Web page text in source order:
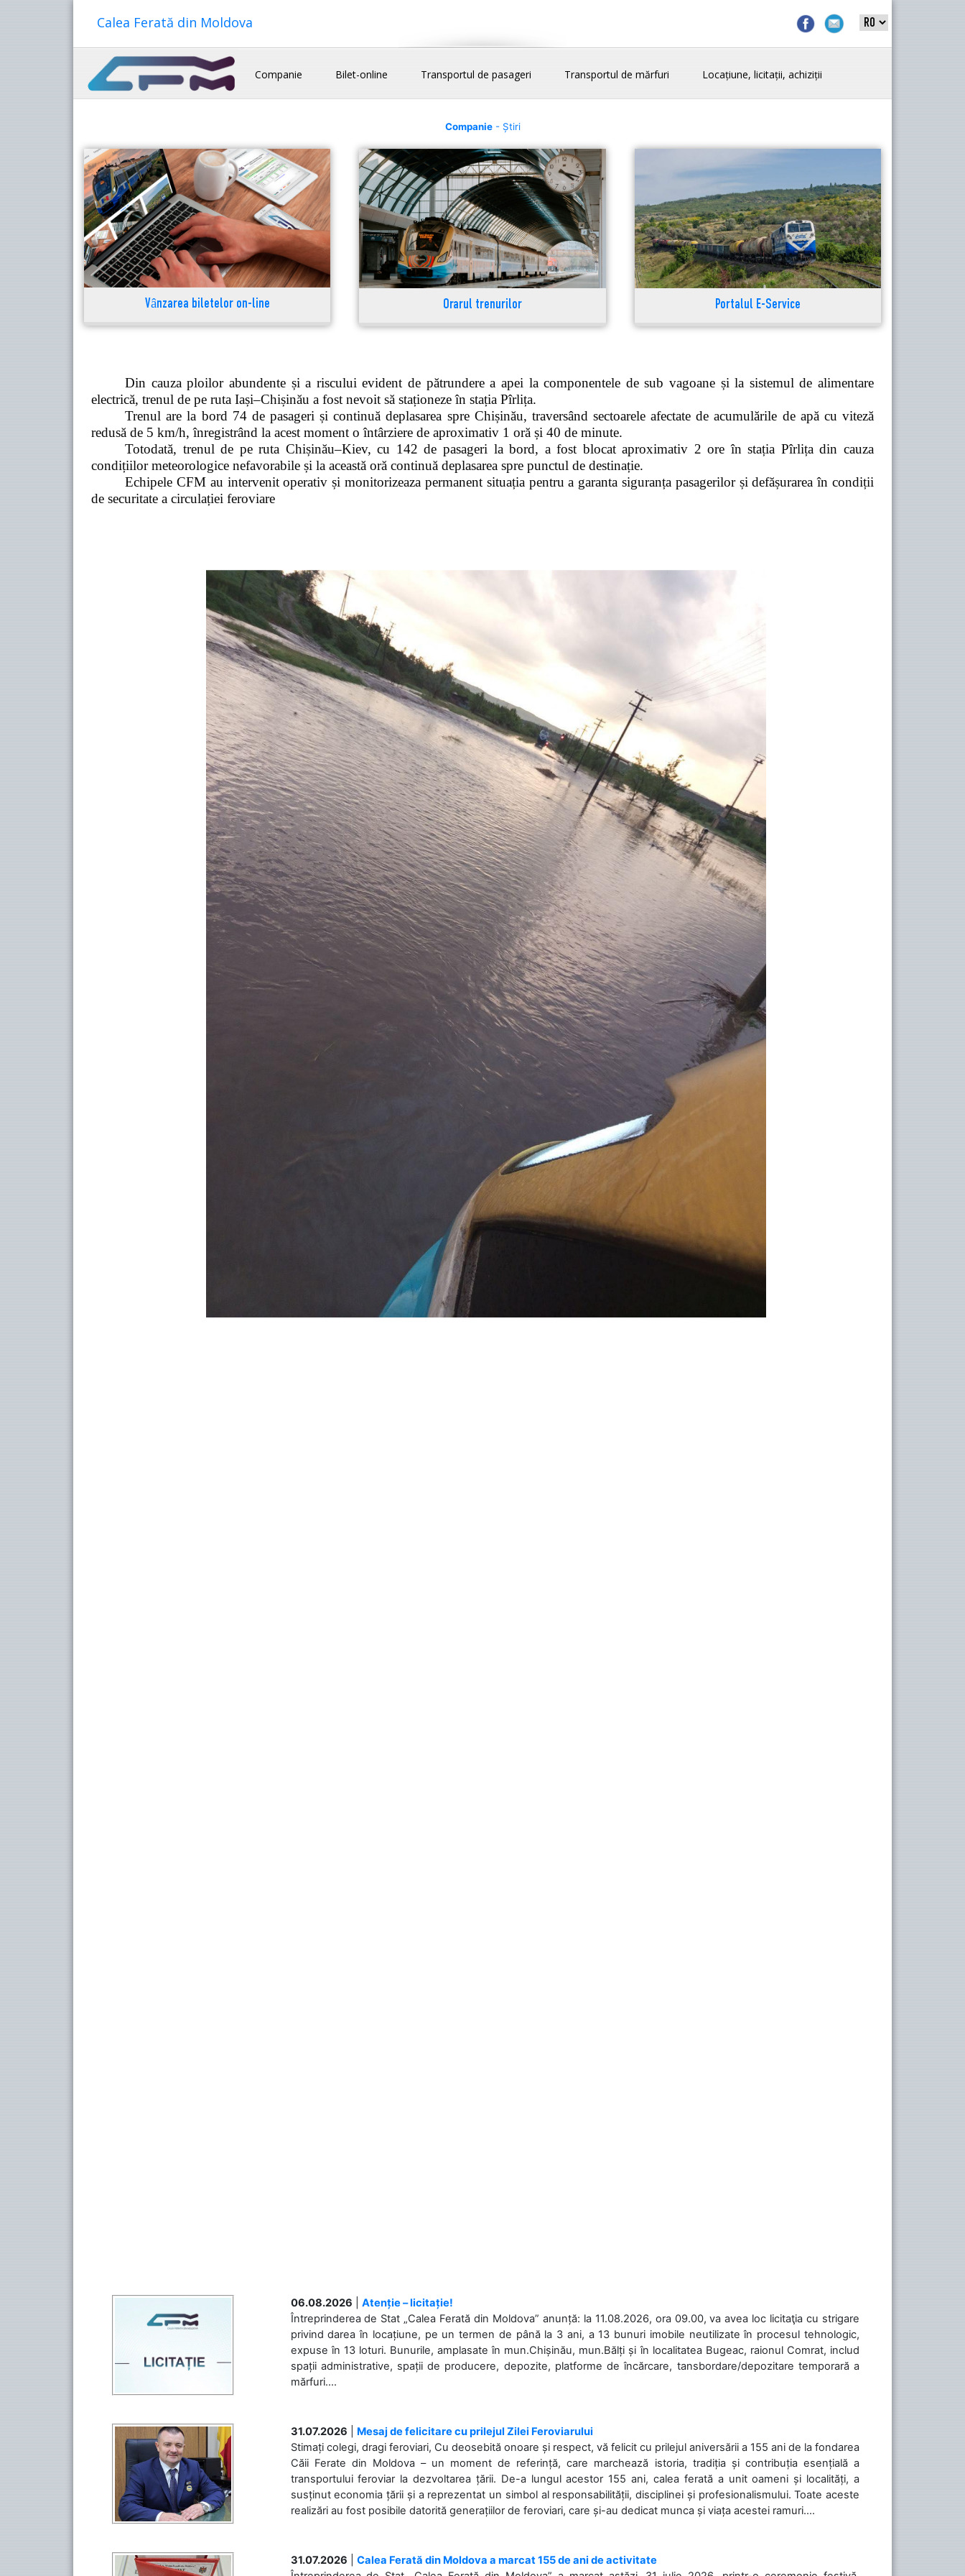
Calea Ferată din Moldova
Companie Bilet-online Transportul de pasageri Transportul de mărfuri Locațiune, licitații, achiziții
Companie- Știri
Vânzarea biletelor on-line Orarul trenurilor Portalul E-Service
Din cauza ploilor abundente și a riscului evident de pătrundere a apei la componentele de sub vagoane și la sistemul de alimentare
electrică, trenul de pe ruta Iași–Chișinău a fost nevoit să staționeze în stația Pîrlița.
Trenul are la bord 74 de pasageri și continuă deplasarea spre Chișinău, traversând sectoarele afectate de acumulările de apă cu viteză
redusă de 5 km/h, înregistrând la acest moment o întârziere de aproximativ 1 oră și 40 de minute.
Totodată, trenul de pe ruta Chișinău–Kiev, cu 142 de pasageri la bord, a fost blocat aproximativ 2 ore în stația Pîrlița din cauza
condițiilor meteorologice nefavorabile și la această oră continuă deplasarea spre punctul de destinație.
Echipele CFM au intervenit operativ și monitorizeaza permanent situația pentru a garanta siguranța pasagerilor și defășurarea în condiții
de securitate a circulației feroviare
06.08.2026
Atenție – licitație!
Întreprinderea de Stat „Calea Ferată din Moldova” anunță: la 11.08.2026, ora 09.00, va avea loc licitaţia cu strigare
privind darea în locațiune, pe un termen de până la 3 ani, a 13 bunuri imobile neutilizate în procesul tehnologic,
expuse în 13 loturi. Bunurile, amplasate în mun.Chișinău, mun.Bălți și în localitatea Bugeac, raionul Comrat, includ
spații administrative, spații de producere, depozite, platforme de încărcare, tansbordare/depozitare temporară a
mărfuri....
31.07.2026
Mesaj de felicitare cu prilejul Zilei Feroviarului
Stimați colegi, dragi feroviari, Cu deosebită onoare și respect, vă felicit cu prilejul aniversării a 155 ani de la fondarea
Căii Ferate din Moldova – un moment de referință, care marchează istoria, tradiția și contribuția esențială a
transportului feroviar la dezvoltarea țării. De-a lungul acestor 155 ani, calea ferată a unit oameni și localități, a
susținut economia țării și a reprezentat un simbol al responsabilității, disciplinei și profesionalismului. Toate aceste
realizări au fost posibile datorită generațiilor de feroviari, care și-au dedicat munca și viața acestei ramuri....
31.07.2026
Calea Ferată din Moldova a marcat 155 de ani de activitate